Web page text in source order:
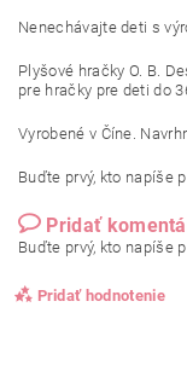
Nenechávajte deti s
Plyšové hračky O. B.
pre hračky pre deti do
Vyrobené v Číne.
Buďte prvý, kto napíše
Pridať
Buďte prvý, kto napíše
Pridať hodnotenie